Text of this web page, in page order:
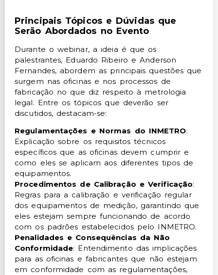
Principais Tópicos e Dúvidas que
Serão Abordados no Evento
Durante o webinar, a ideia é que os
palestrantes, Eduardo Ribeiro e Anderson
Fernandes, abordem as principais questões que
surgem nas oficinas e nos processos de
fabricação no que diz respeito à metrologia
legal. Entre os tópicos que deverão ser
discutidos, destacam-se:
Regulamentações e Normas do INMETRO:
Explicação sobre os requisitos técnicos
específicos que as oficinas devem cumprir e
como eles se aplicam aos diferentes tipos de
equipamentos.
Procedimentos de Calibração e Verificação:
Regras para a calibração e verificação regular
dos equipamentos de medição, garantindo que
eles estejam sempre funcionando de acordo
com os padrões estabelecidos pelo INMETRO.
Penalidades e Consequências da Não
Conformidade: Entendimento das implicações
para as oficinas e fabricantes que não estejam
em conformidade com as regulamentações,